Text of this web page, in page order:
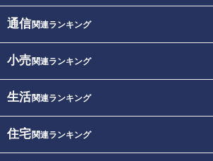
通信関連ランキング
小売関連ランキング
生活関連ランキング
住宅関連ランキング